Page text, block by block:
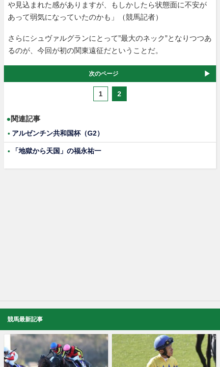
や見込まれた感がありますが、もしかしたら状態面に不安が
あって弱気になっていたのかも」（競馬記者）
さらにシュヴァルグランにとって”最大のネック”となりつつあ
るのが、今回が初の関東遠征だということだ。
次のページ
1 2
●関連記事
アルゼンチン共和国杯（G2）
「地獄から天国」の福永祐一
競馬最新記事